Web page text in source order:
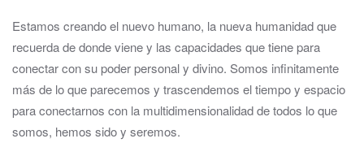
Estamos creando el nuevo humano, la nueva humanidad que
recuerda de donde viene y las capacidades que tiene para
conectar con su poder personal y divino. Somos infinitamente
más de lo que parecemos y trascendemos el tiempo y espacio
para conectarnos con la multidimensionalidad de todos lo que
somos, hemos sido y seremos.